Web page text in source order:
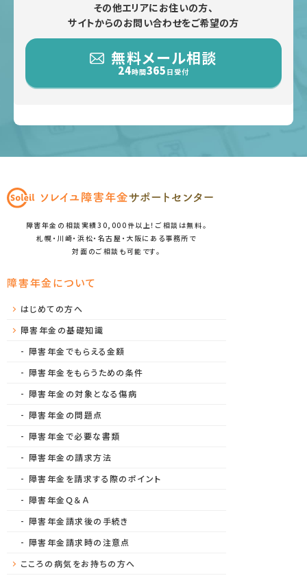
その他エリアにお住いの方、
サイトからのお問い合わせをご希望の方
無料メール相談
24時間365 日受付
障害年金の相談実績30,000件以上！ご相談は無料。
札幌・川崎・浜松・名古屋・大阪にある事務所で
対面のご相談も可能です。
障害年金について
はじめての方へ
障害年金の基礎知識
障害年金でもらえる金額
障害年金をもらうための条件
障害年金の対象となる傷病
障害年金の問題点
障害年金で必要な書類
障害年金の請求方法
障害年金を請求する際のポイント
障害年金Ｑ＆Ａ
障害年金請求後の手続き
障害年金請求時の注意点
こころの病気をお持ちの方へ